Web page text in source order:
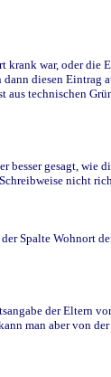
war, oder
diesen Eintrag
technischen
gesagt, wie
nicht
Spalte Wohnort
der Eltern
man aber von